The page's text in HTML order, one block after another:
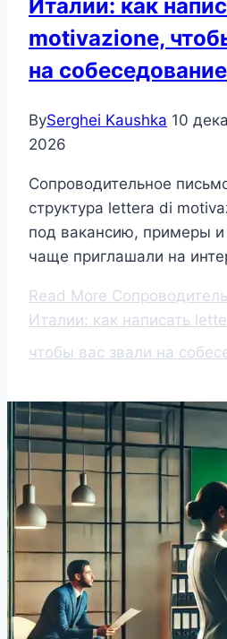
Италии: как
motivazione,
на собеседование
BySerghei Kaushka 10
2026
Сопроводительное
структура lettera di
под вакансию, примеры
чаще приглашали на
Read More
Италии: как написать
чтобы вас звали на